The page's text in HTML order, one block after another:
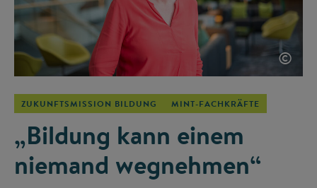
©
ZUKUNFTSMISSION BILDUNG MINT-FACHKRÄFTE
„Bildung kann einem
niemand wegnehmen“